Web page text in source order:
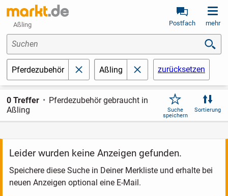
Aßling Postfach mehr
Suchen
Pferdezubehör schließen
Aßling schließenzurücksetzen
0 Treffer
Pferdezubehör gebraucht in
Aßling
Suche
speichern
Sortierung
Leider wurden keine Anzeigen gefunden.
Speichere diese Suche in Deiner Merkliste und erhalte bei
neuen Anzeigen optional eine E-Mail.